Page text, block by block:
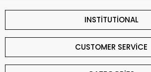
INSTİTUTİONAL
CUSTOMER SERVİCE